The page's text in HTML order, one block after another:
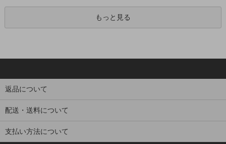
もっと見る
返品について
配送・送料について
支払い方法について